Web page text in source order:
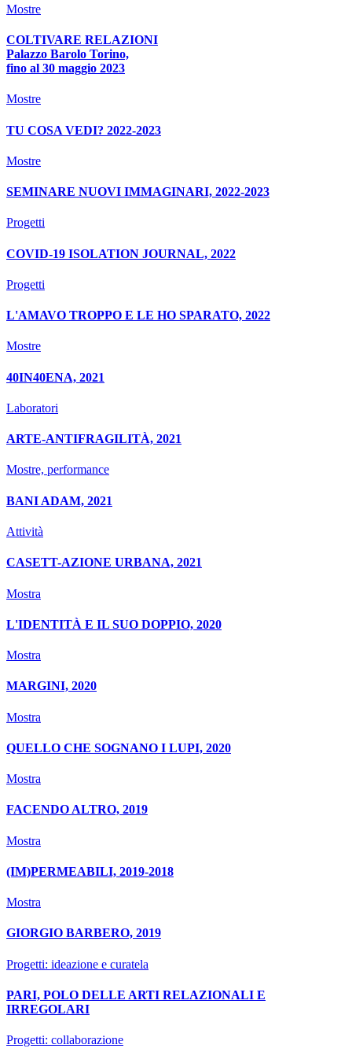
Mostre
COLTIVARE RELAZIONI
Palazzo Barolo Torino,
fino al 30 maggio 2023
Mostre
TU COSA VEDI? 2022-2023
Mostre
SEMINARE NUOVI IMMAGINARI, 2022-2023
Progetti
COVID-19 ISOLATION JOURNAL, 2022
Progetti
L'AMAVO TROPPO E LE HO SPARATO, 2022
Mostre
40IN40ENA, 2021
Laboratori
ARTE-ANTIFRAGILITÀ, 2021
Mostre, performance
BANI ADAM, 2021
Attività
CASETT-AZIONE URBANA, 2021
Mostra
L'IDENTITÀ E IL SUO DOPPIO, 2020
Mostra
MARGINI, 2020
Mostra
QUELLO CHE SOGNANO I LUPI, 2020
Mostra
FACENDO ALTRO, 2019
Mostra
(IM)PERMEABILI, 2019-2018
Mostra
GIORGIO BARBERO, 2019
Progetti: ideazione e curatela
PARI, POLO DELLE ARTI RELAZIONALI E
IRREGOLARI
Progetti: collaborazione